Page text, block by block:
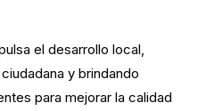
el desarrollo local,
y brindando
para mejorar la calidad